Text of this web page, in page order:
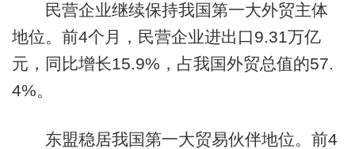
民营企业继续保持我国第一大外贸主体
地位。前4个月，民营企业进出口9.31万亿
元，同比增长15.9%，占我国外贸总值的57.
4%。
东盟稳居我国第一大贸易伙伴地位。前4